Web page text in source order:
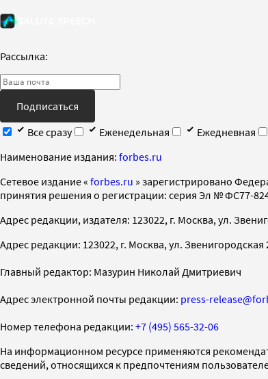
Рассылка:
Подписаться
Все сразу
Еженедельная Ежедневная
Наименование издания: forbes.ru
Cетевое издание « forbes.ru » зарегистрировано
принятия решения о регистрации: серия Эл № ФС77-
Адрес редакции, издателя: 123022, г. Москва, ул.
Адрес редакции: 123022, г. Москва, ул. Звенигородская
Главный редактор: Мазурин Николай Дмитриевич
Адрес электронной почты редакции: press-
Номер телефона редакции: +7 (495) 565-32-06
На информационном ресурсе применяются
сведений, относящихся к предпочтениям